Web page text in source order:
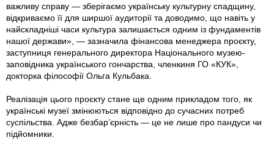
важливу справу — зберігаємо українську культурну спадщину,
відкриваємо її для ширшої аудиторії та доводимо, що навіть у
найскладніші часи культура залишається одним із фундаментів
нашої держави», — зазначила фінансова менеджера проєкту,
заступниця генерального директора Національного музею-
заповідника українського гончарства, членкиня ГО «КУК»,
докторка філософії Ольга Кульбака.
Реалізація цього проєкту стане ще одним прикладом того, як
українські музеї змінюються відповідно до сучасних потреб
суспільства. Адже безбар’єрність — це не лише про пандуси чи
підйомники.